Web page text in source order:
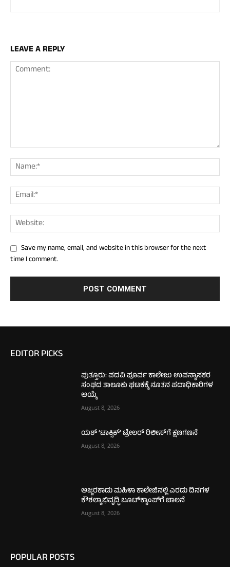
LEAVE A REPLY
Save my name, email, and website in this browser for the next
time I comment.
EDITOR PICKS
ಪುತ್ತೂರು: ಪದವಿ ಪೂರ್ವ ಕಾಲೇಜು ಉಪನ್ಯಾಸಕರ
ಸಂಘದ ತಾಲೂಕು ಘಟಕಕ್ಕೆ ನೂತನ ಪದಾಧಿಕಾರಿಗಳ
ಆಯ್ಕೆ
August 8, 2026
ಯಶ್ ‘ಟಾಕ್ಸಿಕ್’ ಟ್ರೇಲರ್ ರಿಲೀಸ್‌ಗೆ ಕ್ಷಣಗಣನೆ
August 8, 2026
ಅಜ್ಜರಕಾಡು ಮಹಿಳಾ ಕಾಲೇಜಿನಲ್ಲಿ ಎರಡು ದಿನಗಳ
ಕೌಶಲ್ಯಾಭಿವೃದ್ಧಿ ಬೂಟ್‌ಕ್ಯಾಂಪ್‌ಗೆ ಚಾಲನೆ
August 8, 2026
POPULAR POSTS